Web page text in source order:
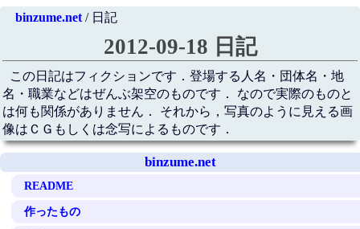
binzume.net/ 日記
2012-09-18 日記
この日記はフィクションです．登場する人名・団体名・地
名・職業などはぜんぶ架空のものです． なので実際のものと
は何も関係がありません． それから，写真のように見える画
像はＣＧもしくは念写によるものです．
binzume.net
README
作ったもの